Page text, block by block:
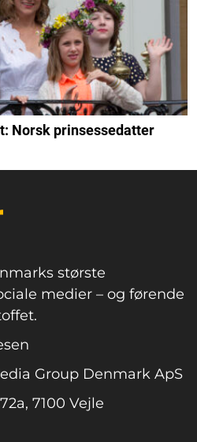
Norsk prinsessedatter
største
medier – og førende
Group Denmark ApS
7100 Vejle